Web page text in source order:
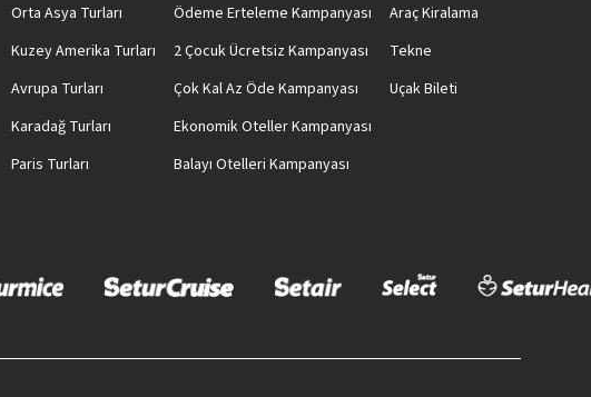
Orta Asya Turları
Kuzey Amerika Turları
Avrupa Turları
Karadağ Turları
Paris Turları
Ödeme Erteleme Kampanyası
2 Çocuk Ücretsiz Kampanyası
Çok Kal Az Öde Kampanyası
Ekonomik Oteller Kampanyası
Balayı Otelleri Kampanyası
Araç Kiralama
Tekne
Uçak Bileti